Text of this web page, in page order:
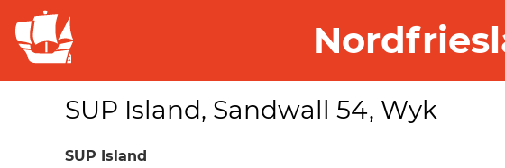
SUP Island, Sandwall 54, Wyk
SUP Island